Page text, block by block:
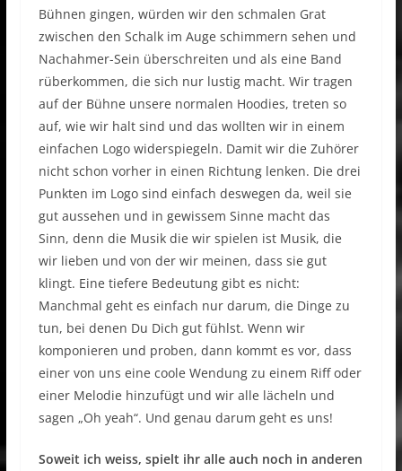
Bühnen gingen, würden wir den schmalen Grat
zwischen den Schalk im Auge schimmern sehen und
Nachahmer-Sein überschreiten und als eine Band
rüberkommen, die sich nur lustig macht. Wir tragen
auf der Bühne unsere normalen Hoodies, treten so
auf, wie wir halt sind und das wollten wir in einem
einfachen Logo widerspiegeln. Damit wir die Zuhörer
nicht schon vorher in einen Richtung lenken. Die drei
Punkten im Logo sind einfach deswegen da, weil sie
gut aussehen und in gewissem Sinne macht das
Sinn, denn die Musik die wir spielen ist Musik, die
wir lieben und von der wir meinen, dass sie gut
klingt. Eine tiefere Bedeutung gibt es nicht:
Manchmal geht es einfach nur darum, die Dinge zu
tun, bei denen Du Dich gut fühlst. Wenn wir
komponieren und proben, dann kommt es vor, dass
einer von uns eine coole Wendung zu einem Riff oder
einer Melodie hinzufügt und wir alle lächeln und
sagen „Oh yeah“. Und genau darum geht es uns!
Soweit ich weiss, spielt ihr alle auch noch in anderen